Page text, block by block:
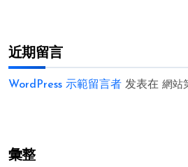
近期留言
WordPress 示範留言者 发表在 網站
彙整